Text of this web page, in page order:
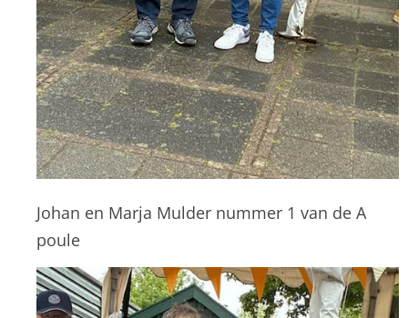
Johan en Marja Mulder nummer 1 van de A
poule